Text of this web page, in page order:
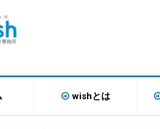
wishとは